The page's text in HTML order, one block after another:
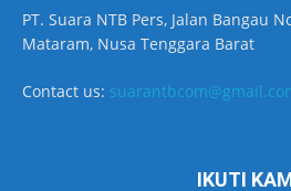
PT. Suara NTB Pers, Jalan Bangau
Mataram, Nusa Tenggara Barat
Contact us:
IKUTI